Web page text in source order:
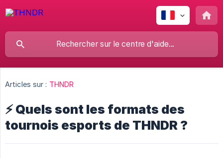
Articles sur : THNDR
⚡ Quels sont les formats des
tournois esports de THNDR ?